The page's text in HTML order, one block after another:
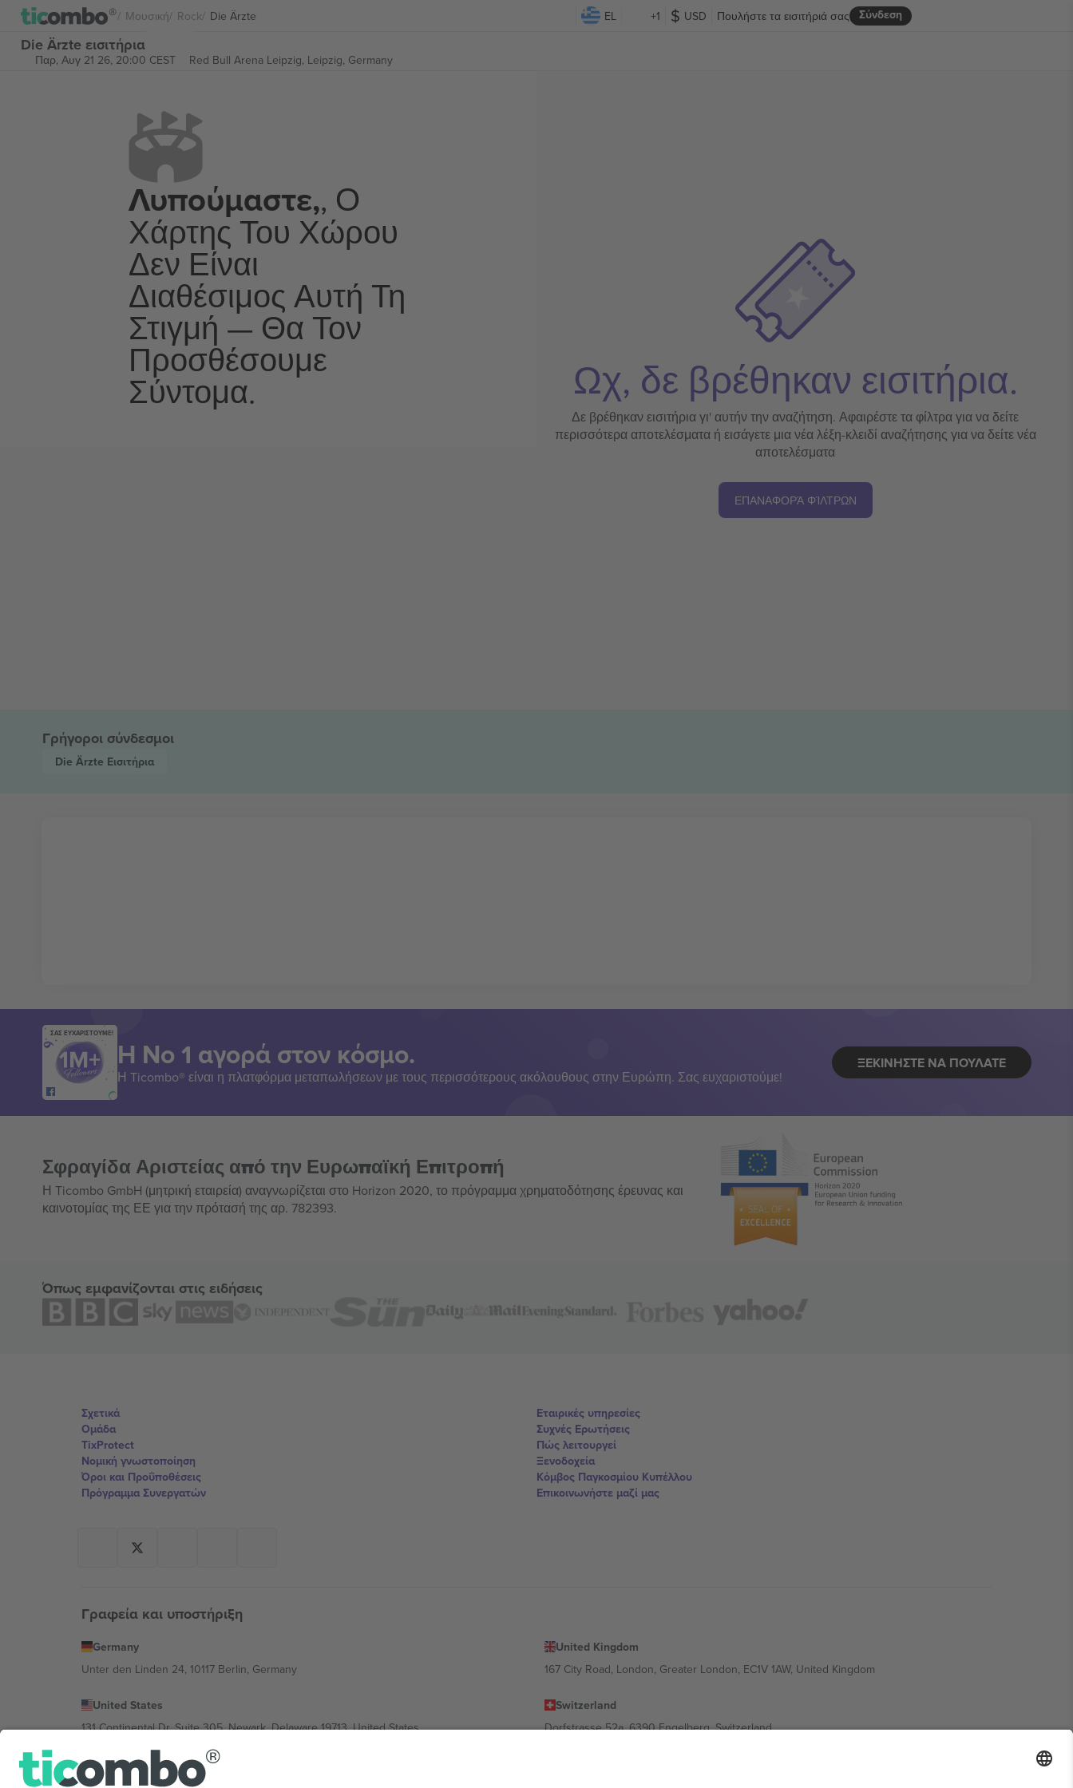
Μουσική Rock Die Ärzte EL +1 USD Σύνδεση
Πουλήστε τα εισιτήριά σας
Die Ärzte εισιτήρια
Παρ, Αυγ 21 26, 20:00 CEST Red Bull Arena Leipzig, Leipzig, Germany
Λυπούμαστε,, Ο
Χάρτης Του Χώρου
Δεν Είναι
Διαθέσιμος Αυτή Τη
Στιγμή — Θα Τον
Προσθέσουμε
Σύντομα. Ωχ, δε βρέθηκαν εισιτήρια.
Δε βρέθηκαν εισιτήρια γι' αυτήν την αναζήτηση. Αφαιρέστε τα φίλτρα για να δείτε
περισσότερα αποτελέσματα ή εισάγετε μια νέα λέξη-κλειδί αναζήτησης για να δείτε νέα
αποτελέσματα
ΕΠΑΝΑΦΟΡΆ ΦΊΛΤΡΩΝ
Γρήγοροι σύνδεσμοι
Die Ärzte Εισιτήρια
ΣΑΣ ΕΥΧΑΡΙΣΤΟΥΜΕ!
Η Νο 1 αγορά στον κόσμο.
Η Ticombo® είναι η πλατφόρμα μεταπωλήσεων με τους περισσότερους ακόλουθους στην Ευρώπη. Σας ευχαριστούμε!
ΞΕΚΙΝΉΣΤΕ ΝΑ ΠΟΥΛΆΤΕ
Σφραγίδα Αριστείας από την Ευρωπαϊκή Επιτροπή
Η Ticombo GmbH (μητρική εταιρεία) αναγνωρίζεται στο Horizon 2020, το πρόγραμμα χρηματοδότησης έρευνας και
καινοτομίας της ΕΕ για την πρότασή της αρ. 782393.
Όπως εμφανίζονται στις ειδήσεις
Σχετικά
Ομάδα
TixProtect
Νομική γνωστοποίηση
Όροι και Προΰποθέσεις
Πρόγραμμα Συνεργατών
Εταιρικές υπηρεσίες
Συχνές Ερωτήσεις
Πώς λειτουργεί
Ξενοδοχεία
Κόμβος Παγκοσμίου Κυπέλλου
Επικοινωνήστε μαζί μας
Γραφεία και υποστήριξη
Germany
Unter den Linden 24, 10117 Berlin, Germany
United Kingdom
167 City Road, London, Greater London, EC1V 1AW, United Kingdom
United States
131 Continental Dr, Suite 305, Newark, Delaware 19713, United States
Switzerland
Dorfstrasse 52a, 6390 Engelberg, Switzerland
Bulgaria